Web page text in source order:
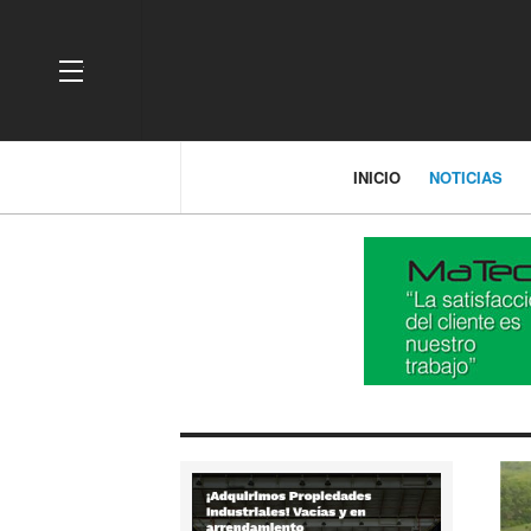
OFF CANVAS
INICIO NOTICIAS